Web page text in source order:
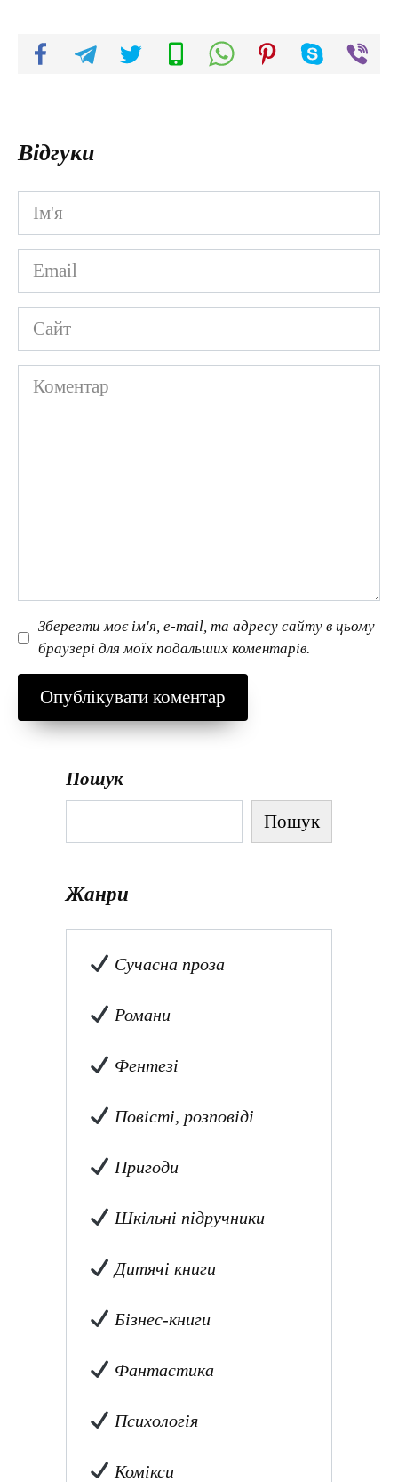
Відгуки
Ім'я
*
Email
*
Сайт
Коментар
Зберегти моє ім'я, e-mail, та адресу сайту в цьому
браузері для моїх подальших коментарів.
Пошук
Пошук
Жанри
Сучасна проза
Романи
Фентезі
Повісті, розповіді
Пригоди
Шкільні підручники
Дитячі книги
Бізнес-книги
Фантастика
Психологія
Комікси